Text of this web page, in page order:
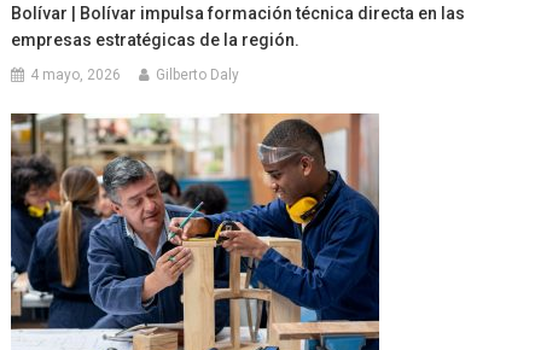
Bolívar | Bolívar impulsa formación técnica directa en las
empresas estratégicas de la región.
4 mayo, 2026 Gilberto Daly